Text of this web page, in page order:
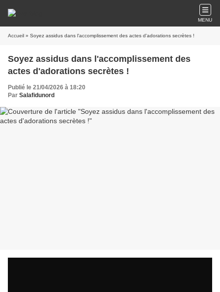
MENU
Accueil » Soyez assidus dans l'accomplissement des actes d'adorations secrètes !
Soyez assidus dans l'accomplissement des
actes d'adorations secrètes !
Publié le 21/04/2026 à 18:20
Par Salafidunord